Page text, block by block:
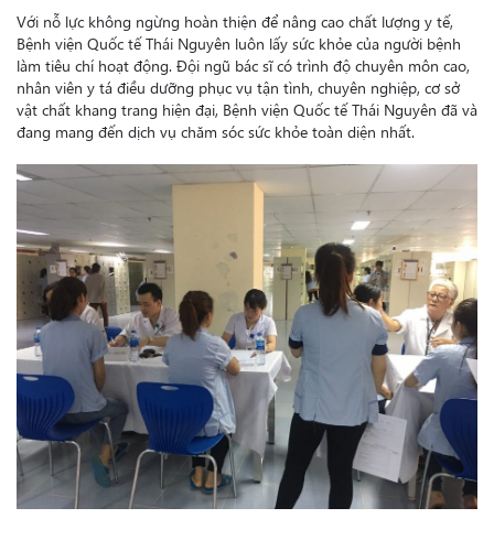
Với nỗ lực không ngừng hoàn thiện để nâng cao chất lượng y tế,
Bệnh viện Quốc tế Thái Nguyên luôn lấy sức khỏe của người bệnh
làm tiêu chí hoạt động. Đội ngũ bác sĩ có trình độ chuyên môn cao,
nhân viên y tá điều dưỡng phục vụ tận tình, chuyên nghiệp, cơ sở
vật chất khang trang hiện đại, Bệnh viện Quốc tế Thái Nguyên đã và
đang mang đến dịch vụ chăm sóc sức khỏe toàn diện nhất.